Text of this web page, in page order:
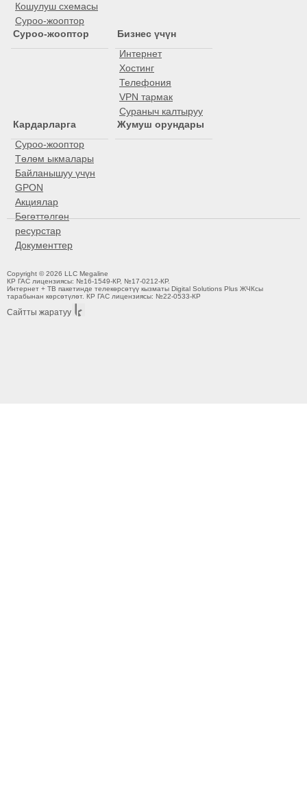
Кошулуш схемасы
Суроо-жооптор
Суроо-жооптор
Бизнес үчүн
Интернет
Хостинг
Телефония
VPN тармак
Сураныч калтыруу
Кардарларга
Суроо-жооптор
Төлөм ыкмалары
Байланышуу үчүн
GPON
Акциялар
Бөгөттөлгөн
ресурстар
Документтер
Жумуш орундары
Copyright © 2026 LLC Megaline
КР ГАС лицензиясы: №16-1549-КР, №17-0212-КР.
Интернет + ТВ пакетинде телекөрсөтүү кызматы Digital Solutions Plus ЖЧКсы
тарабынан көрсөтүлөт. КР ГАС лицензиясы: №22-0533-КР
Сайтты жаратуу